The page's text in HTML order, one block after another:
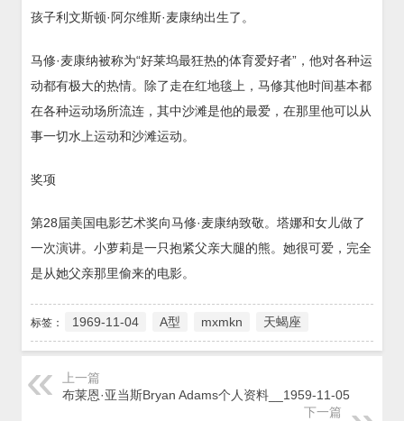
孩子利文斯顿·阿尔维斯·麦康纳出生了。
马修·麦康纳被称为“好莱坞最狂热的体育爱好者”，他对各种运
动都有极大的热情。除了走在红地毯上，马修其他时间基本都
在各种运动场所流连，其中沙滩是他的最爱，在那里他可以从
事一切水上运动和沙滩运动。
奖项
第28届美国电影艺术奖向马修·麦康纳致敬。塔娜和女儿做了
一次演讲。小萝莉是一只抱紧父亲大腿的熊。她很可爱，完全
是从她父亲那里偷来的电影。
标签： 1969-11-04 A型 mxmkn 天蝎座
上一篇
布莱恩·亚当斯Bryan Adams个人资料__1959-11-05
下一篇